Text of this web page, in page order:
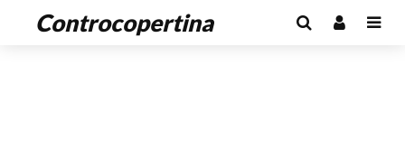
Controcopertina